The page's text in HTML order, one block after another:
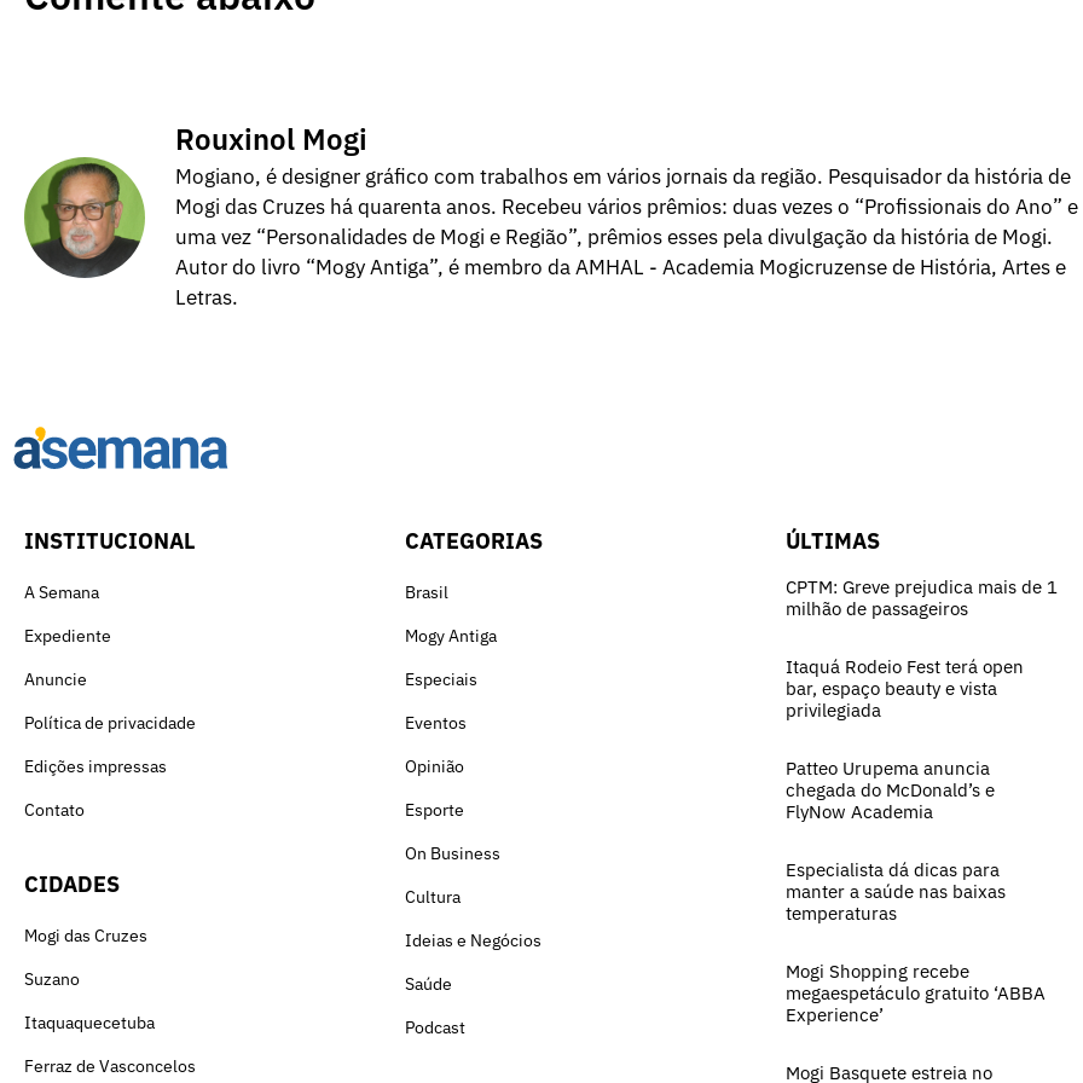
Rouxinol Mogi
Mogiano, é designer gráfico com trabalhos em vários jornais da região. Pesquisador da história de
Mogi das Cruzes há quarenta anos. Recebeu vários prêmios: duas vezes o “Profissionais do Ano” e
uma vez “Personalidades de Mogi e Região”, prêmios esses pela divulgação da história de Mogi.
Autor do livro “Mogy Antiga”, é membro da AMHAL - Academia Mogicruzense de História, Artes e
Letras.
INSTITUCIONAL
A Semana
Expediente
Anuncie
Política de privacidade
Edições impressas
Contato
CIDADES
Mogi das Cruzes
Suzano
Itaquaquecetuba
Ferraz de Vasconcelos
CATEGORIAS
Brasil
Mogy Antiga
Especiais
Eventos
Opinião
Esporte
On Business
Cultura
Ideias e Negócios
Saúde
Podcast
ÚLTIMAS
CPTM: Greve prejudica mais de 1
milhão de passageiros
Itaquá Rodeio Fest terá open
bar, espaço beauty e vista
privilegiada
Patteo Urupema anuncia
chegada do McDonald’s e
FlyNow Academia
Especialista dá dicas para
manter a saúde nas baixas
temperaturas
Mogi Shopping recebe
megaespetáculo gratuito ‘ABBA
Experience’
Mogi Basquete estreia no